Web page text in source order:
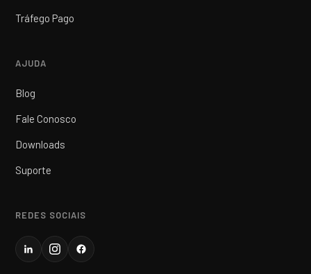
Tráfego Pago
AJUDA
Blog
Fale Conosco
Downloads
Suporte
REDES SOCIAIS